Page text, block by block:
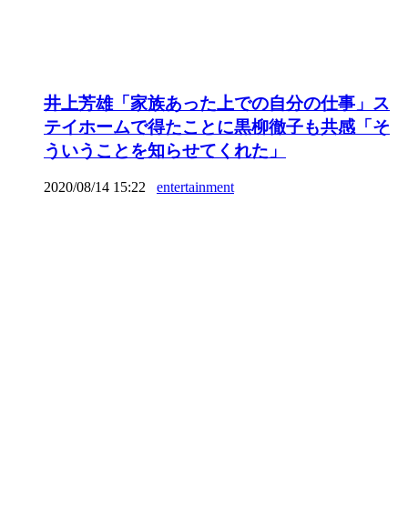
井上芳雄「家族あった上での自分の仕事」ス
テイホームで得たことに黒柳徹子も共感「そ
ういうことを知らせてくれた」
2020/08/14 15:22 entertainment